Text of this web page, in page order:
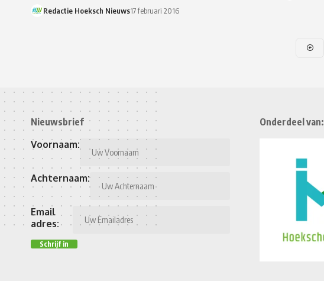
Redactie Hoeksch Nieuws17 februari 2016
Nieuwsbrief
Voornaam:
Achternaam:
Email
adres:
Onderdeel van: